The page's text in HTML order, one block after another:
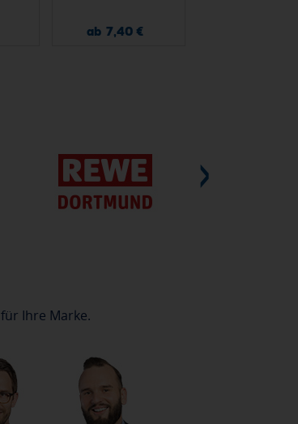
ab 7,40 €
für Ihre Marke.